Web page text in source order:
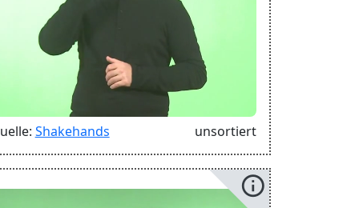
Shakehands unsortiert
info